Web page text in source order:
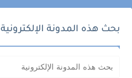
بحث هذه المدونة الإلكترونية